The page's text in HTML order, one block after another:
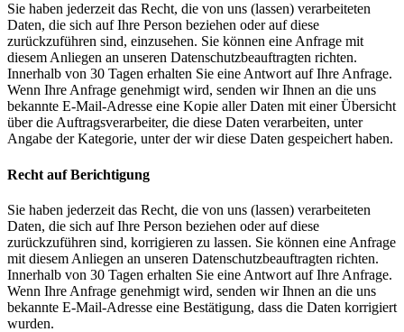
Sie haben jederzeit das Recht, die von uns (lassen) verarbeiteten
Daten, die sich auf Ihre Person beziehen oder auf diese
zurückzuführen sind, einzusehen. Sie können eine Anfrage mit
diesem Anliegen an unseren Datenschutzbeauftragten richten.
Innerhalb von 30 Tagen erhalten Sie eine Antwort auf Ihre Anfrage.
Wenn Ihre Anfrage genehmigt wird, senden wir Ihnen an die uns
bekannte E-Mail-Adresse eine Kopie aller Daten mit einer Übersicht
über die Auftragsverarbeiter, die diese Daten verarbeiten, unter
Angabe der Kategorie, unter der wir diese Daten gespeichert haben.
Recht auf Berichtigung
Sie haben jederzeit das Recht, die von uns (lassen) verarbeiteten
Daten, die sich auf Ihre Person beziehen oder auf diese
zurückzuführen sind, korrigieren zu lassen. Sie können eine Anfrage
mit diesem Anliegen an unseren Datenschutzbeauftragten richten.
Innerhalb von 30 Tagen erhalten Sie eine Antwort auf Ihre Anfrage.
Wenn Ihre Anfrage genehmigt wird, senden wir Ihnen an die uns
bekannte E-Mail-Adresse eine Bestätigung, dass die Daten korrigiert
wurden.